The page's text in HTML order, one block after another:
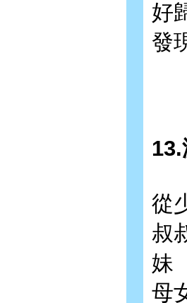
好
發
從
叔
妹
母